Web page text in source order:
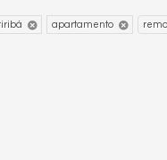
apartamento